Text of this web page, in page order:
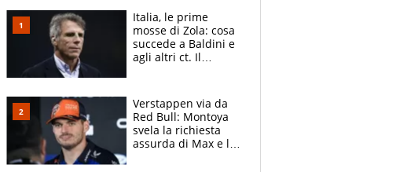
Italia, le prime
mosse di Zola: cosa
succede a Baldini e
agli altri ct. Il
azzurri
Verstappen via da
Red Bull: Montoya
svela la richiesta
assurda di Max e lo